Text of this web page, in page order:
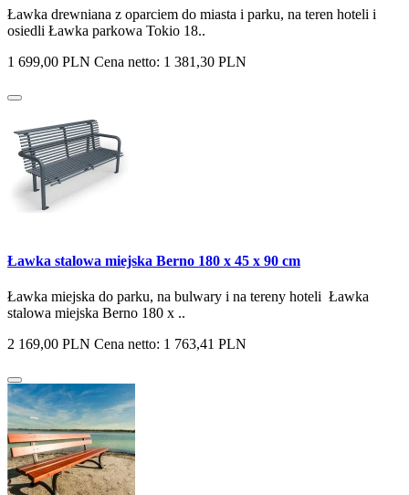
Ławka drewniana z oparciem do miasta i parku, na teren hoteli i
osiedli Ławka parkowa Tokio 18..
1 699,00 PLN Cena netto: 1 381,30 PLN
Ławka stalowa miejska Berno 180 x 45 x 90 cm
Ławka miejska do parku, na bulwary i na tereny hoteli Ławka
stalowa miejska Berno 180 x ..
2 169,00 PLN Cena netto: 1 763,41 PLN